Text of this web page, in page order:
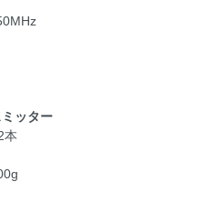
ッター
本